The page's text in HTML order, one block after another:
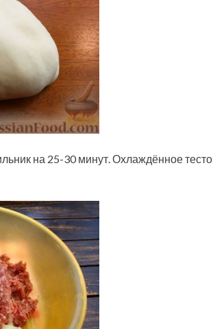
на 25-30 минут. Охлаждённое тесто